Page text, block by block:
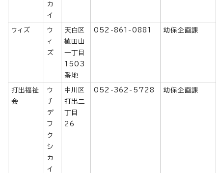
カ
イ
ウィズ
ウ
ィ
ズ
天白区
植田山
一丁目
1503
番地
052-861-0881 幼保企画課
打出福祉
会
ウ
チ
デ
フ
ク
シ
カ
イ
中川区
打出二
丁目
26
052-362-5728 幼保企画課